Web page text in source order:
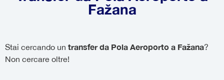
Fažana
Stai cercando un transfer da Pola Aeroporto a Fažana?
Non cercare oltre!